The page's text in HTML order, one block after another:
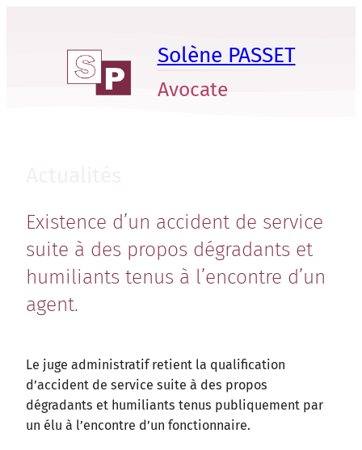
Solène PASSET
Avocate
Existence d’un accident de service
suite à des propos dégradants et
humiliants tenus à l’encontre d’un
agent.
Le juge administratif retient la qualification
d’accident de service suite à des propos
dégradants et humiliants tenus publiquement par
un élu à l’encontre d’un fonctionnaire.